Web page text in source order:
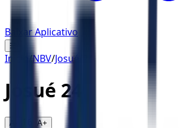
Baixar Aplicativo
☰
Início /NBV/Josué
Josué 24
A- A+